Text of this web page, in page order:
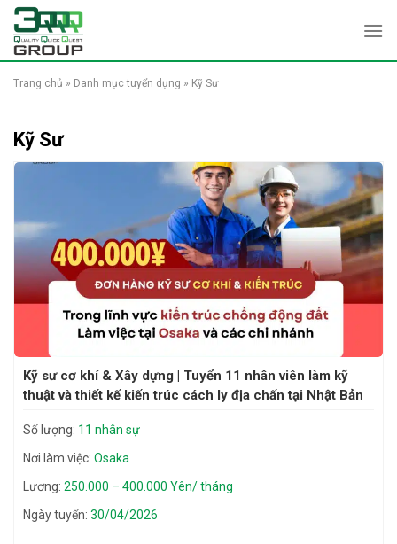
Skip
content
Trang chủ » Danh mục tuyển dụng » Kỹ Sư
Kỹ Sư
Kỹ sư cơ khí & Xây dựng | Tuyển 11 nhân viên làm kỹ
thuật và thiết kế kiến trúc cách ly địa chấn tại Nhật Bản
Số lượng: 11 nhân sự
Nơi làm việc: Osaka
Lương: 250.000 – 400.000 Yên/ tháng
Ngày tuyển: 30/04/2026